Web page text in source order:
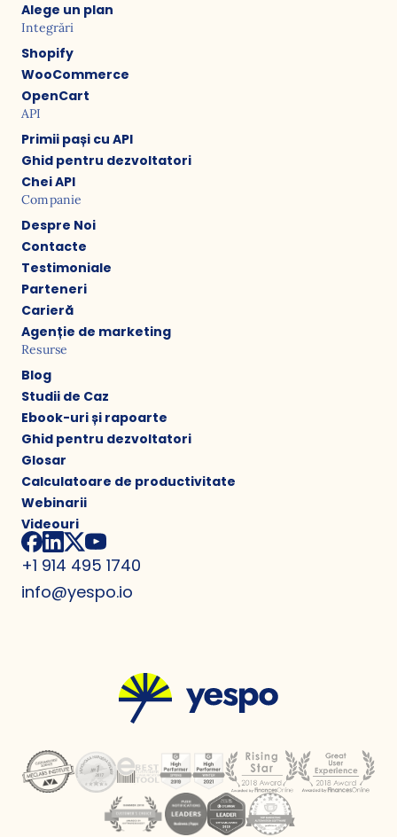
Alege un plan
Integrări
Shopify
WooCommerce
OpenCart
API
Primii pași cu API
Ghid pentru dezvoltatori
Chei API
Companie
Despre Noi
Contacte
Testimoniale
Parteneri
Carieră
Agenție de marketing
Resurse
Blog
Studii de Caz
Ebook-uri și rapoarte
Ghid pentru dezvoltatori
Glosar
Calculatoare de productivitate
Webinarii
Videouri
+1 914 495 1740
info@yespo.io